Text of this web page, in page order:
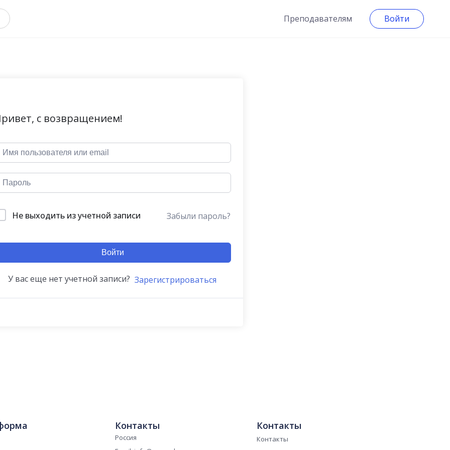
Преподавателям Войти
с возвращением!
Не выходить из учетной записи Забыли пароль?
Войти
У вас еще нет учетной записи? Зарегистрироваться
Контакты
Россия
Контакты
Контакты